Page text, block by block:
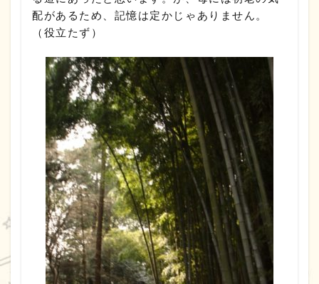
配があるため、記憶は定かじゃありません。
（役立たず）